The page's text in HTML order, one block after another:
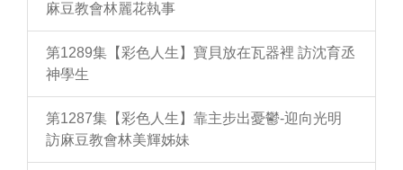
麻豆教會林麗花執事
第1289集【彩色人生】寶貝放在瓦器裡 訪沈育丞
神學生
第1287集【彩色人生】靠主步出憂鬱-迎向光明
訪麻豆教會林美輝姊妹